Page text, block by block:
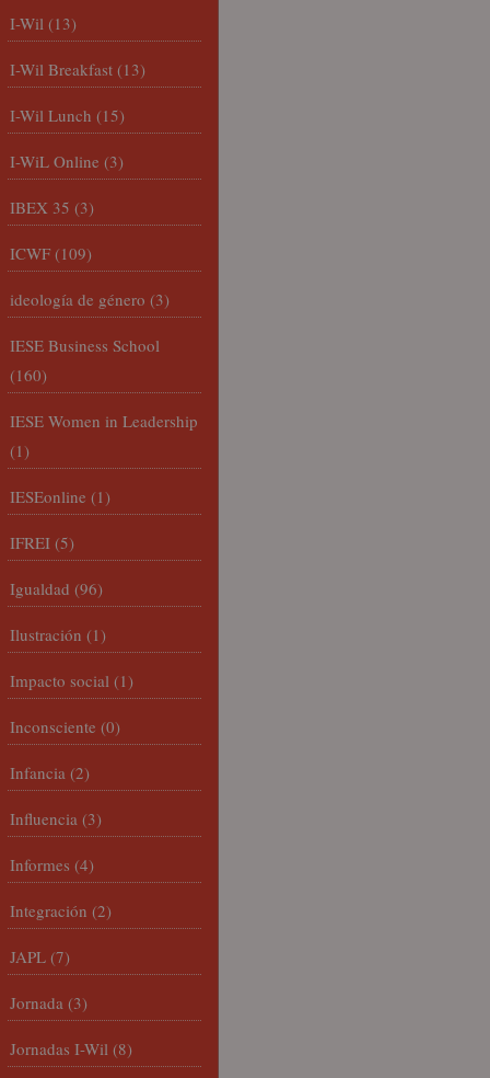
I-Wil (13)
I-Wil Breakfast (13)
I-Wil Lunch (15)
I-WiL Online (3)
IBEX 35 (3)
ICWF (109)
ideología de género (3)
IESE Business School
(160)
IESE Women in Leadership
(1)
IESEonline (1)
IFREI (5)
Igualdad (96)
Ilustración (1)
Impacto social (1)
Inconsciente (0)
Infancia (2)
Influencia (3)
Informes (4)
Integración (2)
JAPL (7)
Jornada (3)
Jornadas I-Wil (8)